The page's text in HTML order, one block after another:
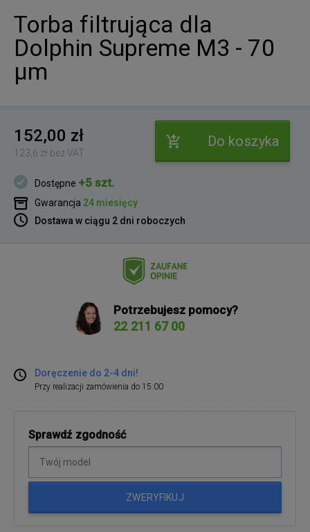
Torba filtrująca dla
Dolphin Supreme M3 - 70
µm
152,00 zł
123,6 zł bez VAT
Do koszyka
Dostępne +5 szt.
Gwarancja 24 miesięcy
Dostawa w ciągu 2 dni roboczych
Potrzebujesz pomocy?
22 211 67 00
Doręczenie do 2-4 dni!
Przy realizacji zamówienia do 15:00
Sprawdź zgodność
ZWERYFIKUJ